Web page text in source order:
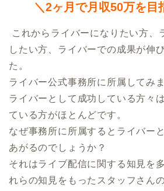
＼2ヶ月で月収50万を目
したい方、ライバーでの成果が伸
た。
ライバー公式事務所に所属してみ
ライバーとして成功している方々
ている方がほとんどです。
なぜ事務所に所属するとライバー
あがるのでしょうか？
それはライブ配信に関する知見を
れらの知見をもったスタッフさん